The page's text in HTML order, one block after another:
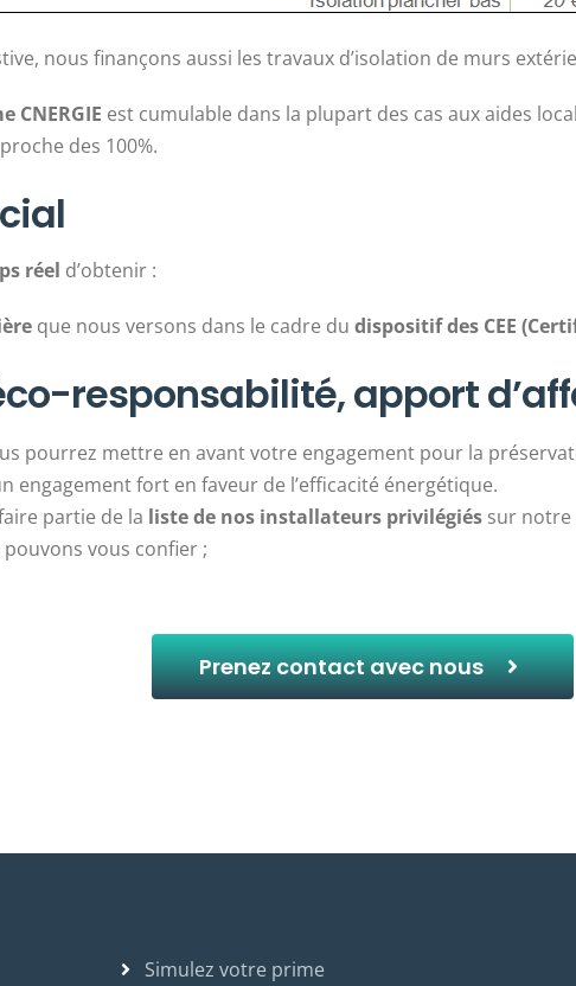
nous finançons aussi les travaux d’isolation de murs
CNERGIE est cumulable dans la plupart des cas aux aides
des 100%.
réel d’obtenir :
que nous versons dans le cadre du dispositif des CEE
responsabilité, apport
pourrez mettre en avant votre engagement pour la
engagement fort en faveur de l’efficacité énergétique.
partie de la liste de nos installateurs privilégiés sur
vous confier ;
Prenez contact avec nous
Simulez votre prime